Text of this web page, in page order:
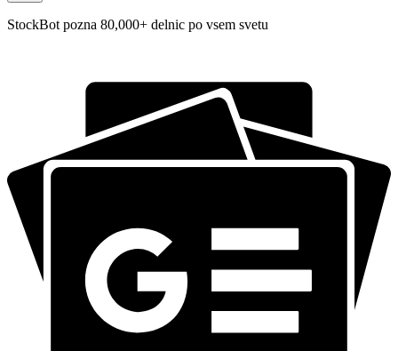
StockBot pozna 80,000+ delnic po vsem svetu